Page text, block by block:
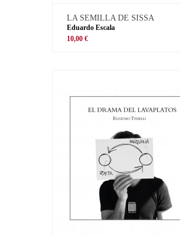
LA SEMILLA DE SISSA
Eduardo Escala
10,00 €